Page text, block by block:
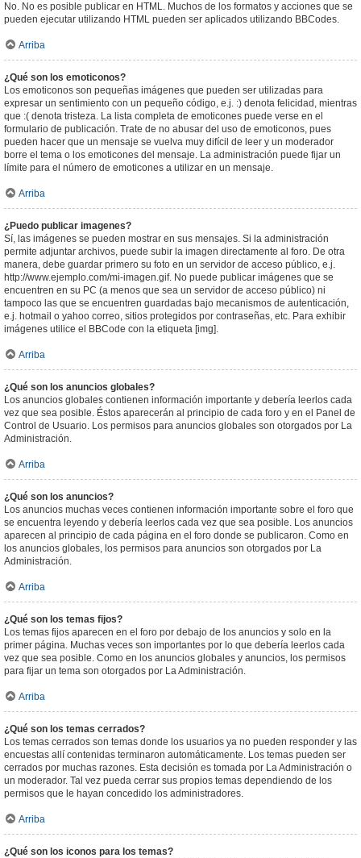
No. No es posible publicar en HTML. Muchos de los formatos y acciones que se
pueden ejecutar utilizando HTML pueden ser aplicados utilizando BBCodes.
Arriba
¿Qué son los emoticonos?
Los emoticonos son pequeñas imágenes que pueden ser utilizadas para
expresar un sentimiento con un pequeño código, e.j. :) denota felicidad, mientras
que :( denota tristeza. La lista completa de emoticones puede verse en el
formulario de publicación. Trate de no abusar del uso de emoticonos, pues
pueden hacer que un mensaje se vuelva muy difícil de leer y un moderador
borre el tema o los emoticones del mensaje. La administración puede fijar un
límite para el número de emoticones a utilizar en un mensaje.
Arriba
¿Puedo publicar imagenes?
Sí, las imágenes se pueden mostrar en sus mensajes. Si la administración
permite adjuntar archivos, puede subir la imagen directamente al foro. De otra
manera, debe guardar primero su foto en un servidor de acceso público, e.j.
http://www.ejemplo.com/mi-imagen.gif. No puede publicar imágenes que se
encuentren en su PC (a menos que sea un servidor de acceso público) ni
tampoco las que se encuentren guardadas bajo mecanismos de autenticación,
e.j. hotmail o yahoo correo, sitios protegidos por contraseñas, etc. Para exhibir
imágenes utilice el BBCode con la etiqueta [img].
Arriba
¿Qué son los anuncios globales?
Los anuncios globales contienen información importante y debería leerlos cada
vez que sea posible. Éstos aparecerán al principio de cada foro y en el Panel de
Control de Usuario. Los permisos para anuncios globales son otorgados por La
Administración.
Arriba
¿Qué son los anuncios?
Los anuncios muchas veces contienen información importante sobre el foro que
se encuentra leyendo y debería leerlos cada vez que sea posible. Los anuncios
aparecen al principio de cada página en el foro donde se publicaron. Como en
los anuncios globales, los permisos para anuncios son otorgados por La
Administración.
Arriba
¿Qué son los temas fijos?
Los temas fijos aparecen en el foro por debajo de los anuncios y solo en la
primer página. Muchas veces son importantes por lo que debería leerlos cada
vez que sea posible. Como en los anuncios globales y anuncios, los permisos
para fijar un tema son otorgados por La Administración.
Arriba
¿Qué son los temas cerrados?
Los temas cerrados son temas donde los usuarios ya no pueden responder y las
encuestas allí contenidas terminaron automáticamente. Los temas pueden ser
cerrados por muchas razones. Esta decisión es tomada por La Administración o
un moderador. Tal vez pueda cerrar sus propios temas dependiendo de los
permisos que le hayan concedido los administradores.
Arriba
¿Qué son los iconos para los temas?